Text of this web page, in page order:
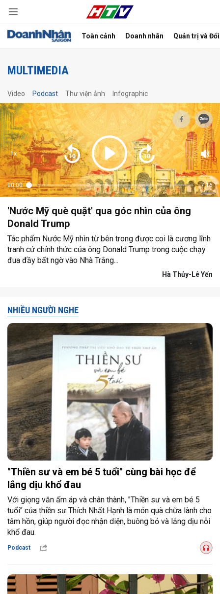
Toàn cảnh Doanh nhân Quản trị và
MULTIMEDIA
Video Podcast Thư viện ảnh Infographic
1x
00:00 7:16
'Nước Mỹ què quặt' qua góc nhìn của ông
Donald Trump
Tác phẩm Nước Mỹ nhìn từ bên trong được coi là cương lĩnh
tranh cử chính thức của ông Donald Trump trong cuộc chạy
đua đầy bất ngờ vào Nhà Trắng...
Hà Thủy-Lê Yến
NHIỀU NGƯỜI NGHE
"Thiền sư và em bé 5 tuổi" cùng bài học để
lắng dịu khổ đau
Với giọng văn ấm áp và chân thành, "Thiền sư và em bé 5
tuổi" của thiền sư Thích Nhất Hạnh là món quà chữa lành cho
tâm hồn, giúp người đọc nhận diện, buông bỏ và lắng dịu nỗi
khổ đau.
Podcast
Hủy